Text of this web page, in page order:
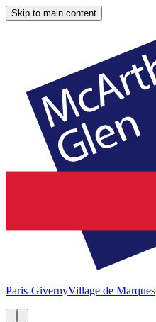
Skip to main content
Paris-GivernyVillage de Marques